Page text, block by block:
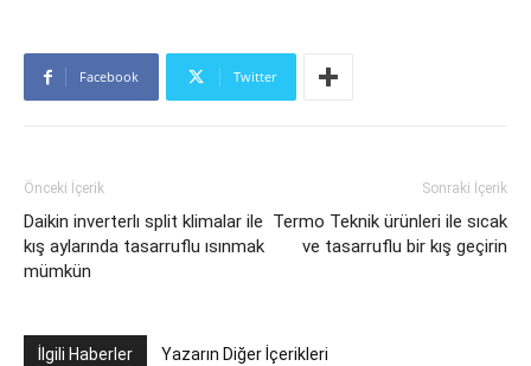
Facebook Twitter
Önceki İçerik
Daikin inverterlı split klimalar ile
kış aylarında tasarruflu ısınmak
mümkün
Sonraki İçerik
Termo Teknik ürünleri ile sıcak
ve tasarruflu bir kış geçirin
İlgili Haberler Yazarın Diğer İçerikleri